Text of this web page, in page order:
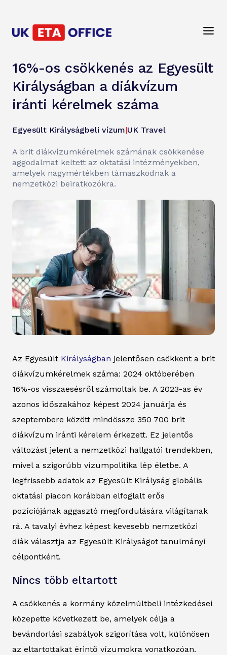
16%-os csökkenés az Egyesült
Királyságban a diákvízum
iránti kérelmek száma
Egyesült Királyságbeli vízum|UK Travel
A brit diákvízumkérelmek számának csökkenése
aggodalmat keltett az oktatási intézményekben,
amelyek nagymértékben támaszkodnak a
nemzetközi beiratkozókra.
Az Egyesült Királyságban jelentősen csökkent a brit
diákvízumkérelmek száma: 2024 októberében
16%-os visszaesésről számoltak be. A 2023-as év
azonos időszakához képest 2024 januárja és
szeptembere között mindössze 350 700 brit
diákvízum iránti kérelem érkezett. Ez jelentős
változást jelent a nemzetközi hallgatói trendekben,
mivel a szigorúbb vízumpolitika lép életbe. A
legfrissebb adatok az Egyesült Királyság globális
oktatási piacon korábban elfoglalt erős
pozíciójának aggasztó megfordulására világítanak
rá. A tavalyi évhez képest kevesebb nemzetközi
diák választja az Egyesült Királyságot tanulmányi
célpontként.
Nincs több eltartott
A csökkenés a kormány közelmúltbeli intézkedései
közepette következett be, amelyek célja a
bevándorlási szabályok szigorítása volt, különösen
az eltartottakat érintő vízumokra vonatkozóan.